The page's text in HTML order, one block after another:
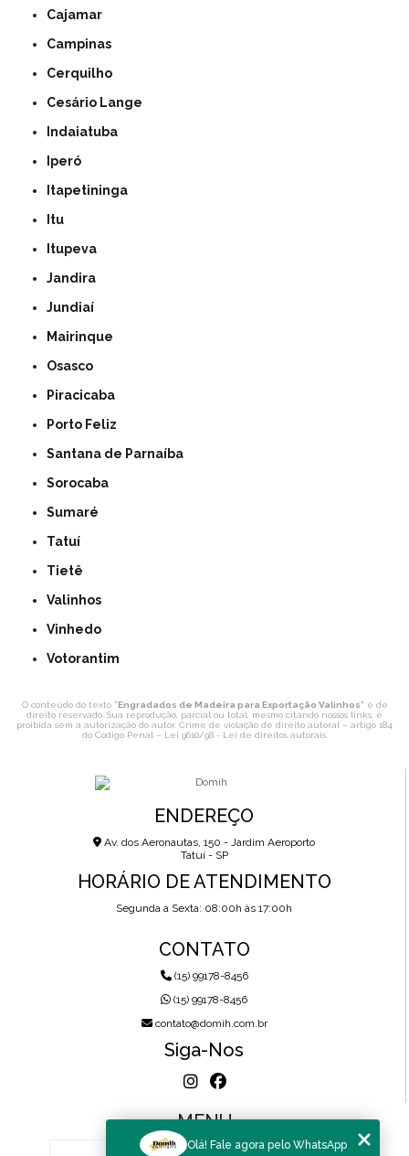
Cajamar
Campinas
Cerquilho
Cesário Lange
Indaiatuba
Iperó
Itapetininga
Itu
Itupeva
Jandira
Jundiaí
Mairinque
Osasco
Piracicaba
Porto Feliz
Santana de Parnaíba
Sorocaba
Sumaré
Tatuí
Tietê
Valinhos
Vinhedo
Votorantim
O conteúdo do texto "Engradados de Madeira para Exportação Valinhos" é de
direito reservado. Sua reprodução, parcial ou total, mesmo citando nossos links, é
proibida sem a autorização do autor. Crime de violação de direito autoral – artigo 184
do Código Penal – Lei 9610/98 - Lei de direitos autorais.
ENDEREÇO
Av. dos Aeronautas, 150 - Jardim Aeroporto
Tatuí - SP
HORÁRIO DE ATENDIMENTO
Segunda a Sexta: 08:00h às 17:00h
CONTATO
(15) 99178-8456
(15) 99178-8456
contato@domih.com.br
Siga-Nos
MENU
HOME
Olá! Fale agora pelo WhatsApp